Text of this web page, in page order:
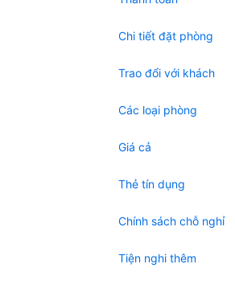
Chi tiết đặt phòng
Trao đổi với khách
Các loại phòng
Giá cả
Thẻ tín dụng
Chính sách chỗ nghỉ
Tiện nghi thêm